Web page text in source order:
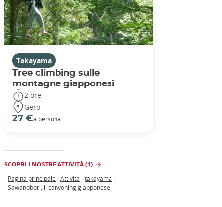
Takayama
Tree climbing sulle
montagne giapponesi
2 ore
Gero
27 €a persona
SCOPRI I NOSTRE ATTIVITÀ (1)
Breadcrumb
Pagina principale Attivita
takayama
Sawanobori, il canyoning giapponese